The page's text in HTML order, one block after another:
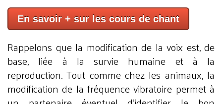
En savoir + sur les cours de chant
Rappelons que la modification de la voix est, de
base, liée à la survie humaine et à la
reproduction. Tout comme chez les animaux, la
modification de la fréquence vibratoire permet à